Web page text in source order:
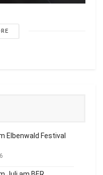
Elbenwald Festival